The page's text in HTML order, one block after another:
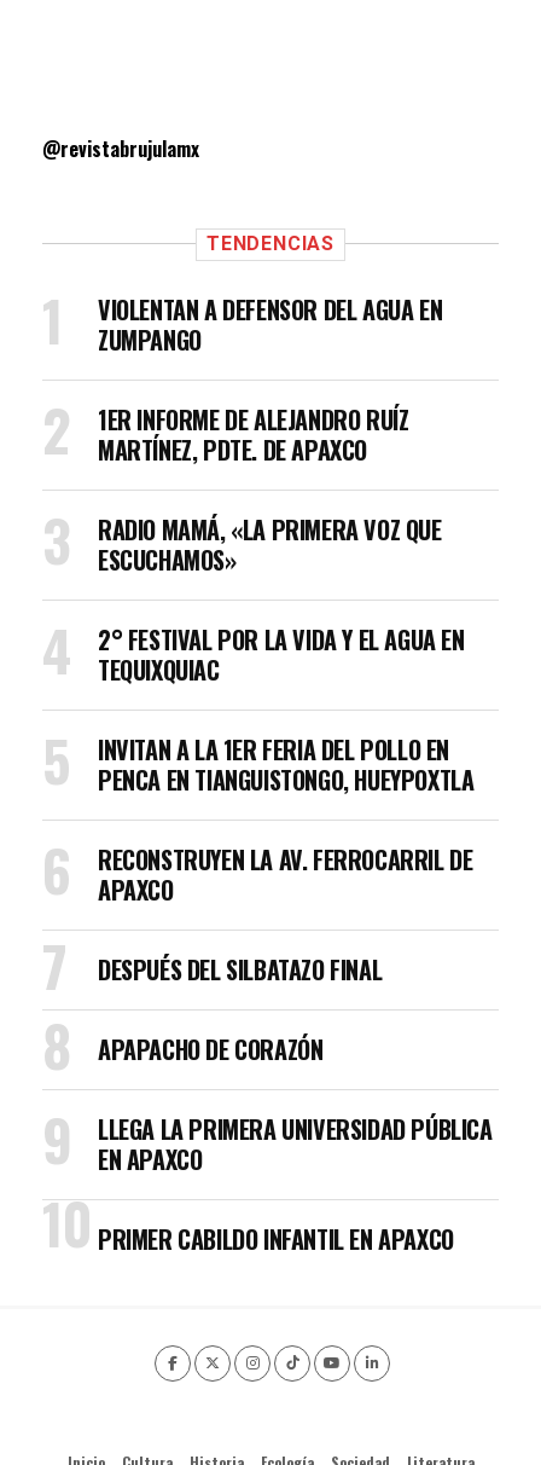
@revistabrujulamx
TENDENCIAS
VIOLENTAN A DEFENSOR DEL AGUA EN
ZUMPANGO
1ER INFORME DE ALEJANDRO RUÍZ
MARTÍNEZ, PDTE. DE APAXCO
RADIO MAMÁ, «LA PRIMERA VOZ QUE
ESCUCHAMOS»
2° FESTIVAL POR LA VIDA Y EL AGUA EN
TEQUIXQUIAC
INVITAN A LA 1ER FERIA DEL POLLO EN
PENCA EN TIANGUISTONGO, HUEYPOXTLA
RECONSTRUYEN LA AV. FERROCARRIL DE
APAXCO
DESPUÉS DEL SILBATAZO FINAL
APAPACHO DE CORAZÓN
LLEGA LA PRIMERA UNIVERSIDAD PÚBLICA
EN APAXCO
PRIMER CABILDO INFANTIL EN APAXCO